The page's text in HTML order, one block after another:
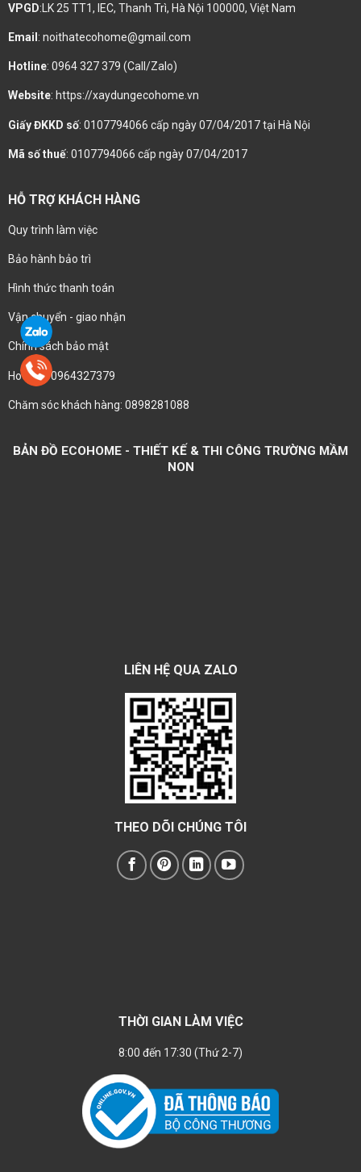
VPGD:LK 25 TT1, IEC, Thanh Trì, Hà Nội 100000, Việt Nam
Email : noithatecohome@gmail.com
Hotline: 0964 327 379 (Call/Zalo)
Website: https://xaydungecohome.vn
Giấy ĐKKD số: 0107794066 cấp ngày 07/04/2017 tại Hà Nội
Mã số thuế: 0107794066 cấp ngày 07/04/2017
HỖ TRỢ KHÁCH HÀNG
Quy trình làm việc
Bảo hành bảo trì
Hình thức thanh toán
Vận chuyển - giao nhận
Chính sách bảo mật
Hotline : 0964327379
Chăm sóc khách hàng: 0898281088
BẢN ĐỒ ECOHOME - THIẾT KẾ & THI CÔNG TRƯỜNG MẦM
NON
LIÊN HỆ QUA ZALO
THEO DÕI CHÚNG TÔI
THỜI GIAN LÀM VIỆC
8:00 đến 17:30 (Thứ 2-7)